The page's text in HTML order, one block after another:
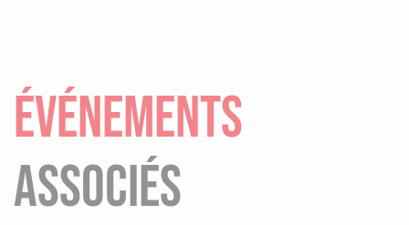
ÉVÉNEMENTS
ASSOCIÉS